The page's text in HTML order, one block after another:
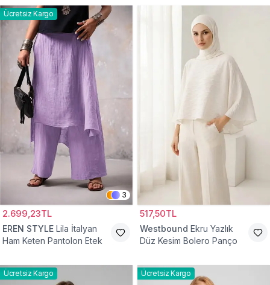
Ücretsiz Kargo
3
2.699,23TL
EREN STYLE Lila İtalyan
Ham Keten Pantolon Etek
517,50TL
Westbound Ekru Yazlık
Düz Kesim Bolero Panço
Ücretsiz Kargo Ücretsiz Kargo